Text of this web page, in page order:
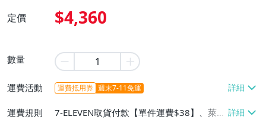
定價 $4,360
數量
運費活動 運費抵用券 週末7-11免運
運費規則
7-ELEVEN取貨付款【單件運費$38】、萊爾